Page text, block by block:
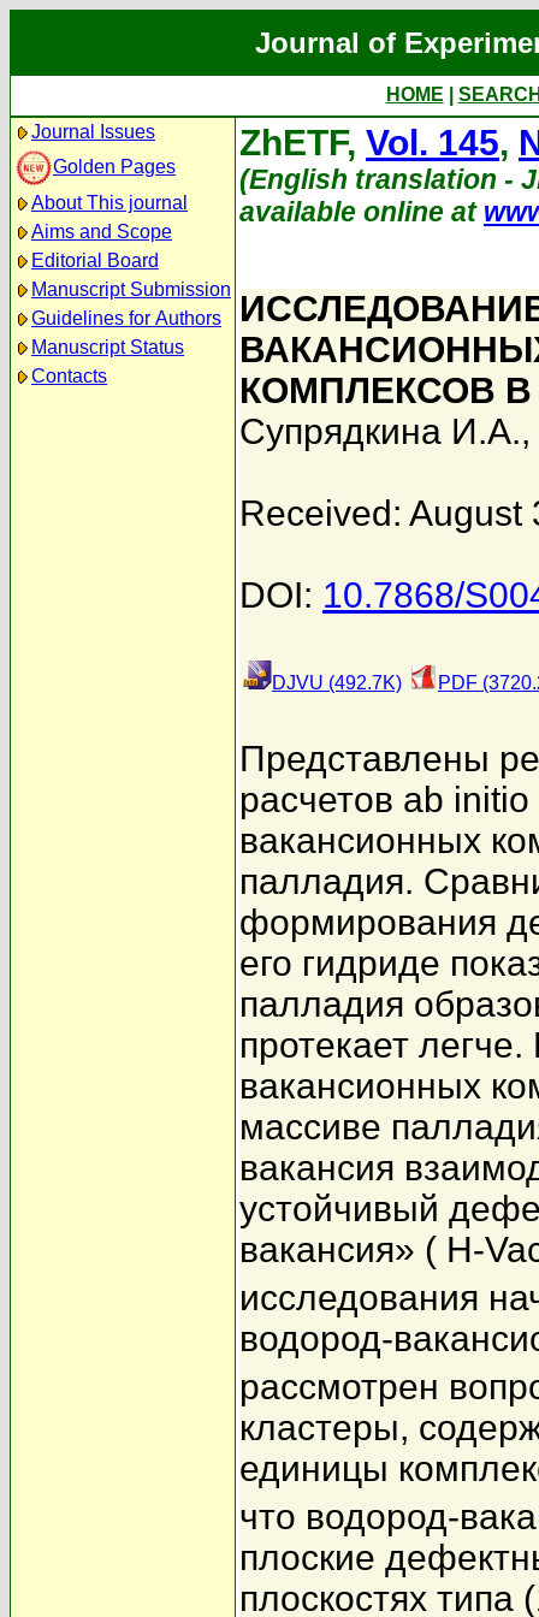
Journal of
HOME
Journal Issues
Golden Pages
About This journal
Aims and Scope
Editorial Board
Manuscript Submission
Guidelines for Authors
Manuscript Status
Contacts
ZhETF, Vol. 145,
(English translation -
available online at
КОМПЛЕКСОВ
Супрядкина И.А.,
Received: August
DOI: 10.7868/
DJVU (492.7K) PDF
Представлены
расчетов ab
вакансионных
палладия.
формирования
его гидриде
палладия
протекает
вакансионных
массиве
вакансия
устойчивый
вакансия» ( H-
исследования
водород-
рассмотрен
кластеры,
единицы
что водород-
плоские
плоскостях типа